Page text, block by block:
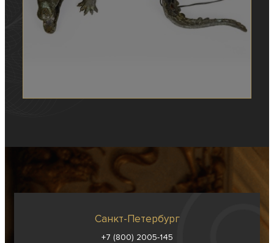
Санкт-Петербург
+7 (800) 2005-145